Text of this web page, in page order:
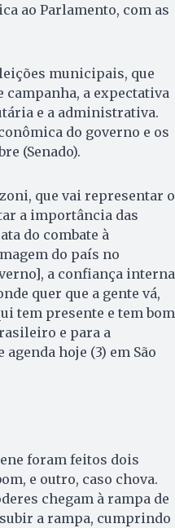
ao Parlamento, com as
municipais, que
a expectativa
e a administrativa.
do governo e os
(Senado).
que vai representar o
a importância das
do combate à
do país no
a confiança interna
quer que a gente vá,
tem presente e tem bom
e para a
hoje (3) em São
foram feitos dois
e outro, caso chova.
chegam à rampa de
a rampa, cumprindo